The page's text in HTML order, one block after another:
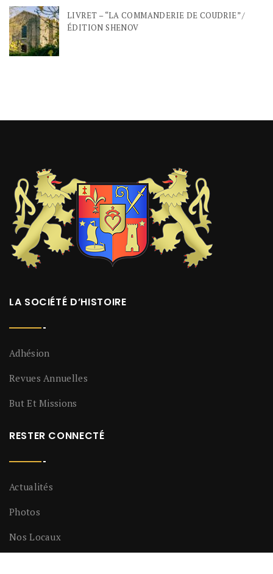
LIVRET – “LA COMMANDERIE DE COUDRIE” /
ÉDITION SHENOV
LA SOCIÉTÉ D’HISTOIRE
Adhésion
Revues Annuelles
But Et Missions
RESTER CONNECTÉ
Actualités
Photos
Nos Locaux